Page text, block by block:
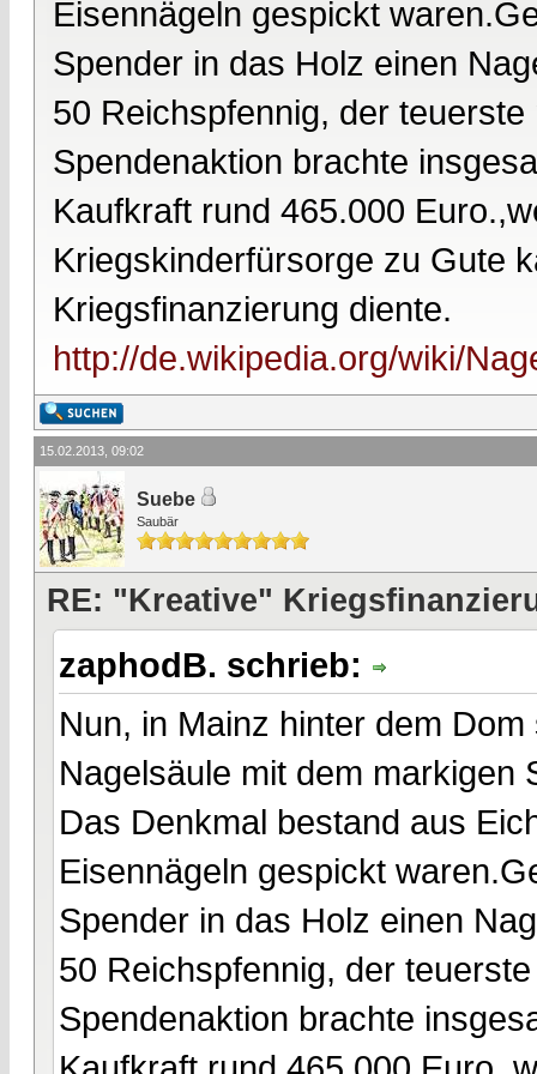
Eisennägeln gespickt
Spender in das Holz einen
50 Reichspfennig, der
Spendenaktion brachte
Kaufkraft rund 465.000
Kriegskinderfürsorge zu Gute
Kriegsfinanzierung diente.
http://de.wikipedia.org/wiki/
15.02.2013, 09:02
Suebe
Saubär
RE: "Kreative"
zaphodB. schrieb:
Nun, in Mainz hinter dem
Nagelsäule mit dem markigen
Das Denkmal bestand aus
Eisennägeln gespickt
Spender in das Holz einen
50 Reichspfennig, der
Spendenaktion brachte